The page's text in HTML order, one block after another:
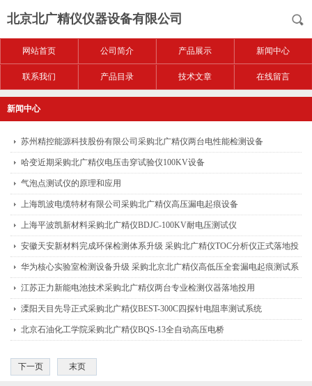
北京北广精仪仪器设备有限公司
网站首页 公司简介 产品展示 新闻中心
联系我们 产品目录 技术文章 在线留言
新闻中心
苏州精控能源科技股份有限公司采购北广精仪两台电性能检测设备
哈变近期采购北广精仪电压击穿试验仪100KV设备
气泡点测试仪的原理和应用
上海凯波电缆特材有限公司采购北广精仪高压漏电起痕设备
上海平波凯新材料采购北广精仪BDJC-100KV耐电压测试仪
安徽天安新材料完成环保检测体系升级 采购北广精仪TOC分析仪正式落地投
用
华为核心实验室检测设备升级 采购北京北广精仪高低压全套漏电起痕测试系
统
江苏正力新能电池技术采购北广精仪两台专业检测仪器落地投用
溧阳天目先导正式采购北广精仪BEST-300C四探针电阻率测试系统
北京石油化工学院采购北广精仪BQS-13全自动高压电桥
下一页 末页